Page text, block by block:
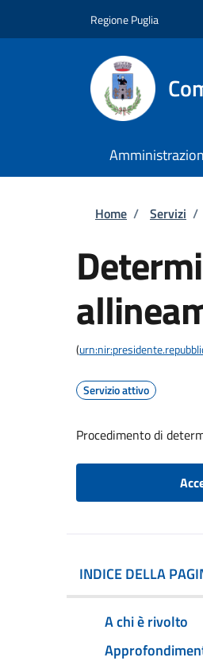
Regione Puglia
Home / Servizi /
(
Servizio attivo
Procedimento di
INDICE DELLA
A chi è rivolto